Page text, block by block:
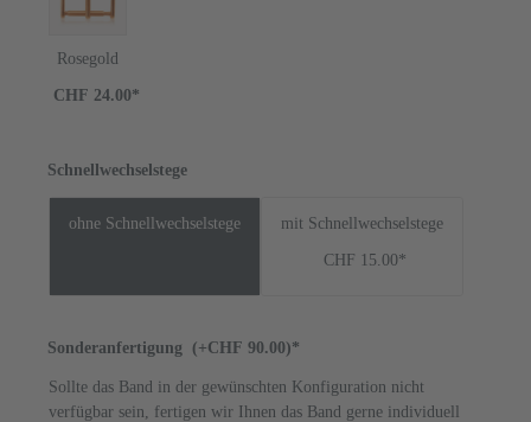
Rosegold
CHF 24.00*
Schnellwechselstege
ohne Schnellwechselstege mit Schnellwechselstege
CHF 15.00*
Sonderanfertigung (+CHF 90.00)*
Sollte das Band in der gewünschten Konfiguration nicht
verfügbar sein, fertigen wir Ihnen das Band gerne individuell